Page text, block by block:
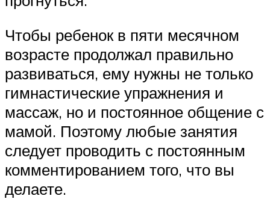
Чтобы ребенок в пяти месячном
возрасте продолжал правильно
развиваться, ему нужны не только
гимнастические упражнения и
массаж, но и постоянное общение с
мамой. Поэтому любые занятия
следует проводить с постоянным
комментированием того, что вы
делаете.